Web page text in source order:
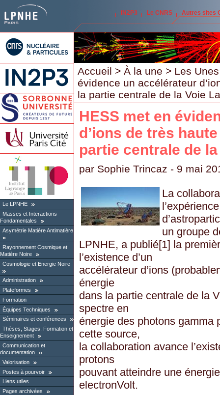
IN2P3 Le CNRS Autres sites
Le LPNHE
Masses et Interactions
Fondamentales
Asymétrie Matière Antimatière
Rayonnement Cosmique et
Matière Noire
Cosmologie et Energie Noire
Administration
Plateformes
Formation
Équipes Techniques
Séminaires et conférences
Thèses, Stages, Formation et
Enseignement
Communication et
documentation
Valorisation
Postes à pourvoir
Liens utiles
Pages archivées
Accueil > À la une > Les
évidence un accélérateur
la partie centrale de la Voie
HESS met en
d’ions de très
partie centrale de
par Sophie Trincaz - 9 mai
La
l’expérience
un groupe
LPNHE, a publié[1] la
l’existence d’un
accélérateur d’ions
énergie
dans la partie centrale de la
spectre en
énergie des photons gamma
cette source,
la collaboration avance
protons
pouvant atteindre une
electronVolt.